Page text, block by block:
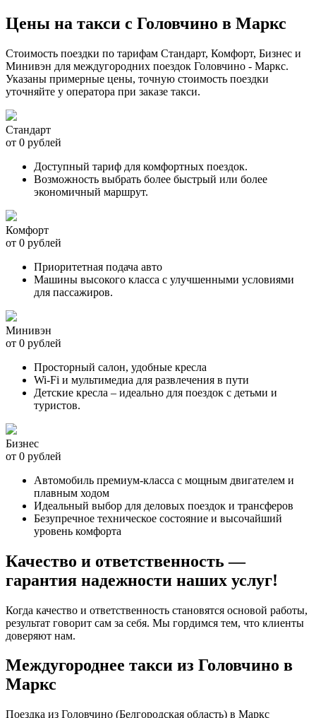
Цены на такси с Головчино в Маркс
Стоимость поездки по тарифам Стандарт, Комфорт, Бизнес и
Минивэн для междугородних поездок Головчино - Маркс.
Указаны примерные цены, точную стоимость поездки
уточняйте у оператора при заказе такси.
Стандарт
от 0 рублей
Доступный тариф для комфортных поездок.
Возможность выбрать более быстрый или более
экономичный маршрут.
Комфорт
от 0 рублей
Приоритетная подача авто
Машины высокого класса с улучшенными условиями
для пассажиров.
Минивэн
от 0 рублей
Просторный салон, удобные кресла
Wi-Fi и мультимедиа для развлечения в пути
Детские кресла – идеально для поездок с детьми и
туристов.
Бизнес
от 0 рублей
Автомобиль премиум-класса с мощным двигателем и
плавным ходом
Идеальный выбор для деловых поездок и трансферов
Безупречное техническое состояние и высочайший
уровень комфорта
Качество и ответственность —
гарантия надежности наших услуг!
Когда качество и ответственность становятся основой работы,
результат говорит сам за себя. Мы гордимся тем, что клиенты
доверяют нам.
Междугороднее такси из Головчино в
Маркс
Поездка из Головчино (Белгородская область) в Маркс